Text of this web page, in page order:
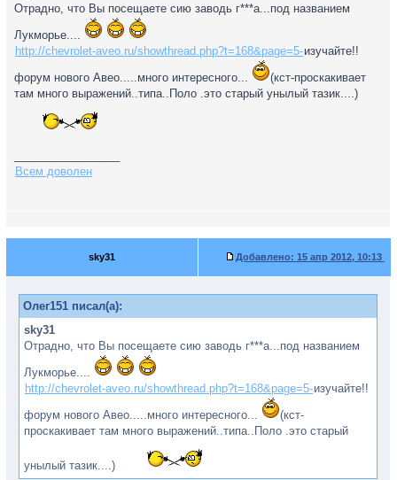
Отрадно, что Вы посещаете сию заводь г***а...под названием
Лукморье....
http://chevrolet-aveo.ru/showthread.php?t=168&page=5-изучайте!!
форум нового Авео.....много интересного...
(кст-проскакивает
там много выражений..типа..Поло .это старый унылый тазик....)
Всем доволен
sky31 Добавлено: 15 апр 2012, 10:13
Олег151 писал(а):
sky31
Отрадно, что Вы посещаете сию заводь г***а...под названием
Лукморье....
http://chevrolet-aveo.ru/showthread.php?t=168&page=5-изучайте!!
форум нового Авео.....много интересного...
(кст-
проскакивает там много выражений..типа..Поло .это старый
унылый тазик....)